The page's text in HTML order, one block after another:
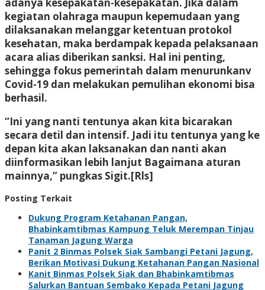
kegiatan olahraga maupun kepemudaan yang
dilaksanakan melanggar ketentuan protokol
kesehatan, maka berdampak kepada pelaksanaan
acara alias diberikan sanksi. Hal ini penting,
sehingga fokus pemerintah dalam menurunkanv
Covid-19 dan melakukan pemulihan ekonomi bisa
berhasil.
“Ini yang nanti tentunya akan kita bicarakan
secara detil dan intensif. Jadi itu tentunya yang ke
depan kita akan laksanakan dan nanti akan
diinformasikan lebih lanjut Bagaimana aturan
mainnya,” pungkas Sigit.[Rls]
Posting Terkait
Dukung Program Ketahanan Pangan,
Bhabinkamtibmas Kampung Teluk Merempan Tinjau
Tanaman Jagung Warga
Panit 2 Binmas Polsek Siak Sambangi Petani Jagung,
Berikan Motivasi Dukung Ketahanan Pangan Nasional
Kanit Binmas Polsek Siak dan Bhabinkamtibmas
Salurkan Bantuan Sembako Kepada Petani Jagung